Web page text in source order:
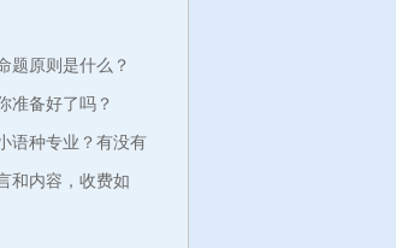
题原则是什么？
准备好了吗？
语种专业？有没有
和内容，收费如